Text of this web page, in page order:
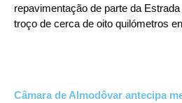
repavimentação de parte da
troço de cerca de oito quilómetros
Câmara de Almodôvar antecipa